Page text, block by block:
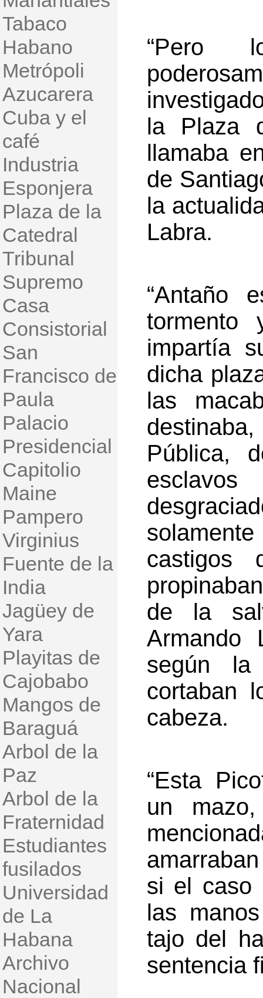
Tabaco
Habano
Metrópoli
Azucarera
Cuba y el
café
Industria
Esponjera
Plaza de la
Catedral
Tribunal
Supremo
Casa
Consistorial
San
Francisco de
Paula
Palacio
Presidencial
Capitolio
Maine
Pampero
Virginius
Fuente de la
India
Jagüey de
Yara
Playitas de
Cajobabo
Mangos de
Baraguá
Arbol de la
Paz
Arbol de la
Fraternidad
Estudiantes
fusilados
Universidad
de La
Habana
Archivo
Nacional
“Pero
la Plaza
llamaba
de
la
Labra.
“Antaño
tormento
impartía
dicha
las
Pública,
castigos
de la
Armando
según
cortaban
cabeza.
“Esta
un
si el caso
las
tajo del
sentencia